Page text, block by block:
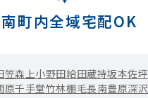
町内全域宅配OK
笠森 上小野田給田蔵持坂本佐坪
原千手堂竹林棚毛長南豊原深沢